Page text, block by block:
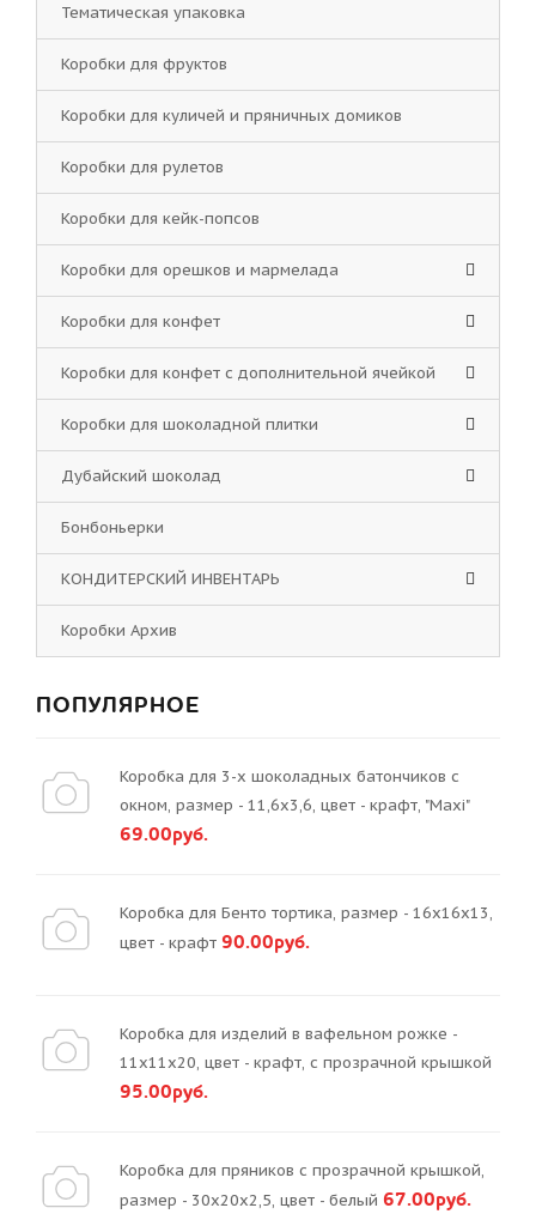
Тематическая упаковка
Коробки для фруктов
Коробки для куличей и пряничных домиков
Коробки для рулетов
Коробки для кейк-попсов
Коробки для орешков и мармелада
Коробки для конфет
Коробки для конфет с дополнительной ячейкой
Коробки для шоколадной плитки
Дубайский шоколад
Бонбоньерки
КОНДИТЕРСКИЙ ИНВЕНТАРЬ
Коробки Архив
ПОПУЛЯРНОЕ
Коробка для 3-х шоколадных батончиков с
окном, размер - 11,6х3,6, цвет - крафт, "Maxi"
69.00руб.
Коробка для Бенто тортика, размер - 16х16х13,
цвет - крафт 90.00руб.
Коробка для изделий в вафельном рожке -
11х11х20, цвет - крафт, с прозрачной крышкой
95.00руб.
Коробка для пряников с прозрачной крышкой,
размер - 30х20х2,5, цвет - белый 67.00руб.